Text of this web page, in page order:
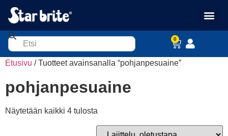
0
Etusivu / Tuotteet avainsanalla “pohjanpesuaine”
pohjanpesuaine
Näytetään kaikki 4 tulosta